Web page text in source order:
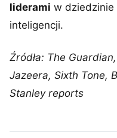
liderami w dziedzinie
inteligencji.
Źródła: The
Jazeera, Sixth Tone,
Stanley reports